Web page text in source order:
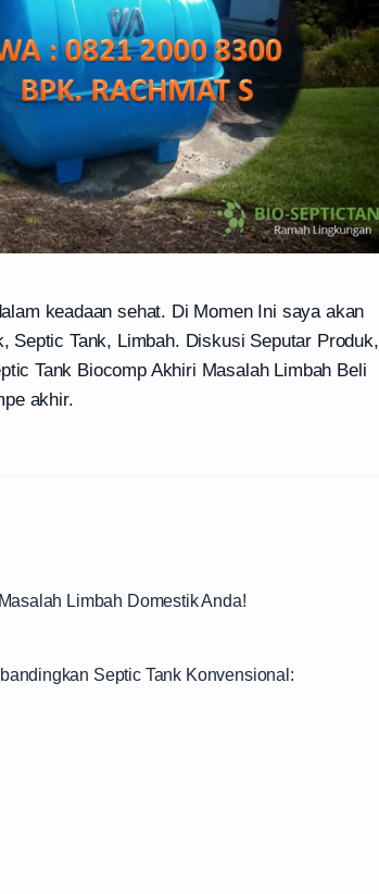
keadaan sehat. Di Momen Ini saya akan
Septic Tank, Limbah. Diskusi Seputar Produk,
Tank Biocomp Akhiri Masalah Limbah Beli
akhir.
Limbah Domestik Anda!
Septic Tank Konvensional: